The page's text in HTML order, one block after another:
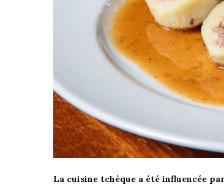
La cuisine tchèque a été influencée